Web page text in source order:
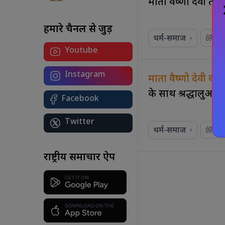
हमारे चैनल से जुड़ें
Youtube
Instagram
Facebook
Twitter
राष्ट्रीय समाचार ऐप
धर्म-समाज
माता वैष्णो देवी
के साथ श्रद्धालुओं
धर्म-समाज
योग सिर्फ एक दिन नहीं, जीवन का मंत्र है:
कोलकाता से पीएम मोदी का देश को संदेश
अंतरराष्ट्रीय योग दिवस 2026 पर पीएम मोदी
ने कोलकाता में किया योगाभ्यास, कहा-
स्वस्थ और संतुलित जीवन के लिए योग को
बनाएं दैनिक आदत।